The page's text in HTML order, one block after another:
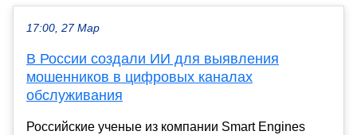
17:00, 27 Мар
В России создали ИИ для выявления
мошенников в цифровых каналах
обслуживания
Российские ученые из компании Smart Engines